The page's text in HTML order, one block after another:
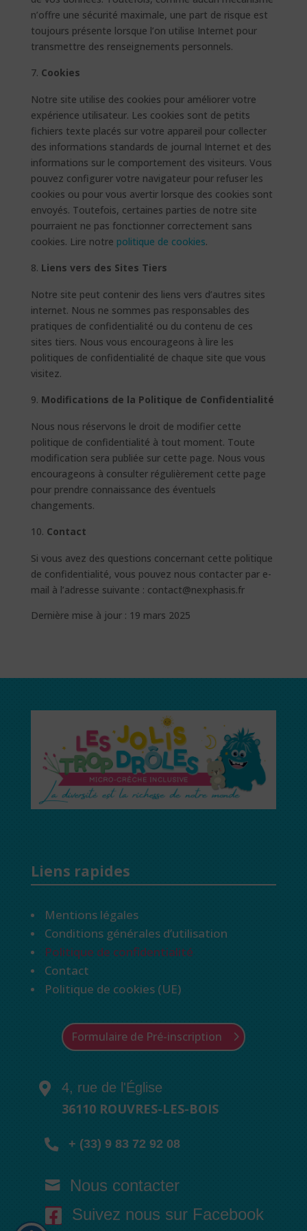
n’offre une sécurité maximale, une part de risque est
toujours présente lorsque l’on utilise Internet pour
transmettre des renseignements personnels.
Cookies
Notre site utilise des cookies pour améliorer votre
expérience utilisateur. Les cookies sont de petits
fichiers texte placés sur votre appareil pour collecter
des informations standards de journal Internet et des
informations sur le comportement des visiteurs. Vous
pouvez configurer votre navigateur pour refuser les
cookies ou pour vous avertir lorsque des cookies sont
envoyés. Toutefois, certaines parties de notre site
pourraient ne pas fonctionner correctement sans
cookies. Lire notre politique de cookies.
Liens vers des Sites Tiers
Notre site peut contenir des liens vers d’autres sites
internet. Nous ne sommes pas responsables des
pratiques de confidentialité ou du contenu de ces
sites tiers. Nous vous encourageons à lire les
politiques de confidentialité de chaque site que vous
visitez.
Modifications de la Politique de Confidentialité
Nous nous réservons le droit de modifier cette
politique de confidentialité à tout moment. Toute
modification sera publiée sur cette page. Nous vous
encourageons à consulter régulièrement cette page
pour prendre connaissance des éventuels
changements.
Contact
Si vous avez des questions concernant cette politique
de confidentialité, vous pouvez nous contacter par e-
mail à l’adresse suivante : contact@nexphasis.fr
Dernière mise à jour : 19 mars 2025
Liens rapides
Mentions légales
Conditions générales d’utilisation
Politique de confidentialité
Contact
Politique de cookies (UE)
Formulaire de Pré-inscription
 4, rue de l'Église
36110 ROUVRES-LES-BOIS
 + (33) 9 83 72 92 08

Nous contacter

Suivez nous sur Facebook